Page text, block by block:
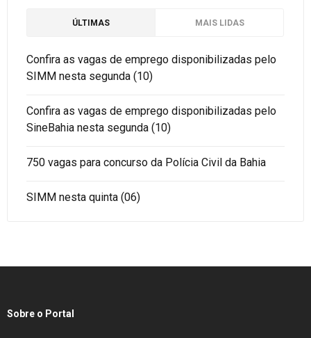
ÚLTIMAS MAIS LIDAS
Confira as vagas de emprego disponibilizadas pelo
SIMM nesta segunda (10)
Confira as vagas de emprego disponibilizadas pelo
SineBahia nesta segunda (10)
750 vagas para concurso da Polícia Civil da Bahia
SIMM nesta quinta (06)
Sobre o Portal